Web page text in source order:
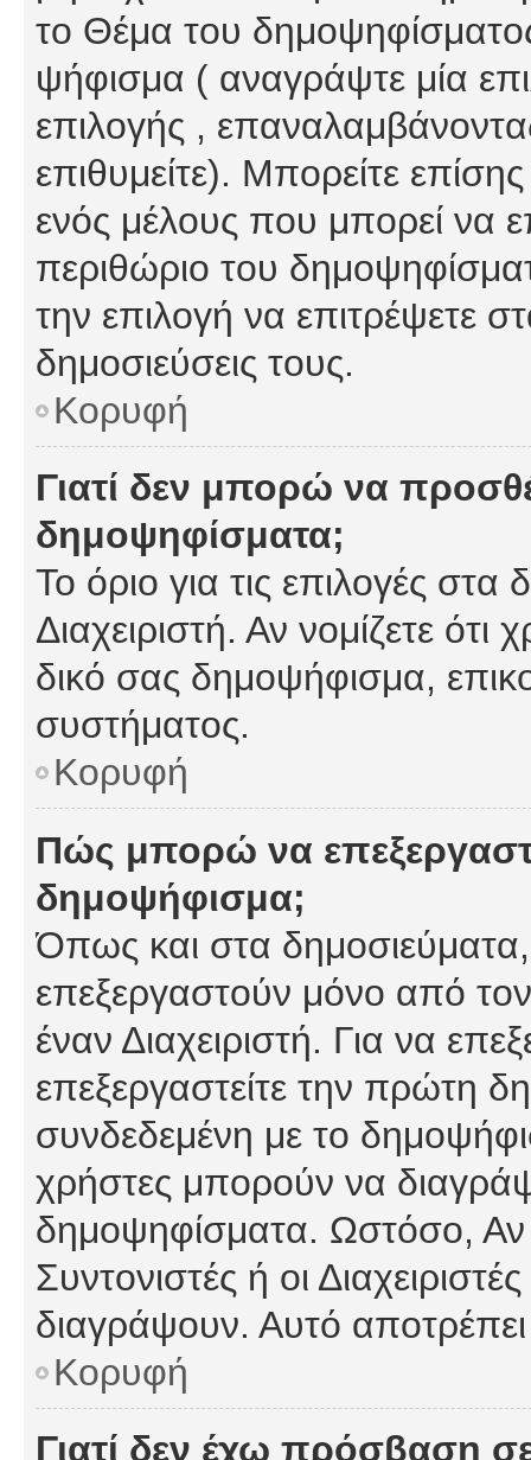
το Θέμα του
ψήφισμα ( αναγράψτε μία
επιλογής ,
επιθυμείτε). Μπορείτε
ενός μέλους που μπορεί να
περιθώριο του
την επιλογή να επιτρέψετε
δημοσιεύσεις τους.
Κορυφή
Γιατί δεν μπορώ να
δημοψηφίσματα;
Το όριο για τις επιλογές
Διαχειριστή. Αν νομίζετε ότι
δικό σας δημοψήφισμα,
συστήματος.
Κορυφή
Πώς μπορώ να
δημοψήφισμα;
Όπως και στα
επεξεργαστούν μόνο από
έναν Διαχειριστή. Για να
επεξεργαστείτε την πρώτη
συνδεδεμένη με το
χρήστες μπορούν να
δημοψηφίσματα. Ωστόσο, Αν
Συντονιστές ή οι
διαγράψουν. Αυτό
Κορυφή
Γιατί δεν έχω πρόσβαση